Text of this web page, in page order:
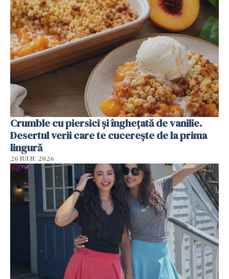
Crumble cu piersici și înghețată de vanilie.
Desertul verii care te cucerește de la prima
lingură
26 IULIE 2026